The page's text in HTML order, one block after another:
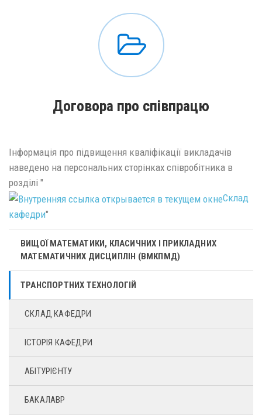
Договора про співпрацю
Інформація про підвищення кваліфікації викладачів
наведено на персональних сторінках співробітника в
розділі "
Склад
кафедри"
ВИЩОЇ МАТЕМАТИКИ, КЛАСИЧНИХ І ПРИКЛАДНИХ
МАТЕМАТИЧНИХ ДИСЦИПЛІН (ВМКПМД)
ТРАНСПОРТНИХ ТЕХНОЛОГІЙ
СКЛАД КАФЕДРИ
ІСТОРІЯ КАФЕДРИ
АБІТУРІЄНТУ
БАКАЛАВР